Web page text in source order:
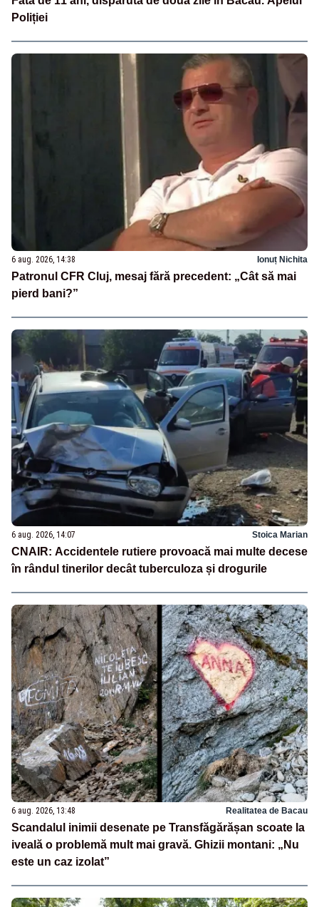
Poliției
6 aug. 2026, 14:38 Ionuț Nichita
Patronul CFR Cluj, mesaj fără precedent: „Cât să mai
pierd bani?”
6 aug. 2026, 14:07 Stoica Marian
CNAIR: Accidentele rutiere provoacă mai multe decese
în rândul tinerilor decât tuberculoza și drogurile
6 aug. 2026, 13:48 Realitatea de Bacau
Scandalul inimii desenate pe Transfăgărășan scoate la
iveală o problemă mult mai gravă. Ghizii montani: „Nu
este un caz izolat”